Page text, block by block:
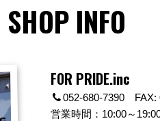
SHOP INFO
FOR PRIDE.inc
052-680-7390 FAX:
営業時間：10:00～